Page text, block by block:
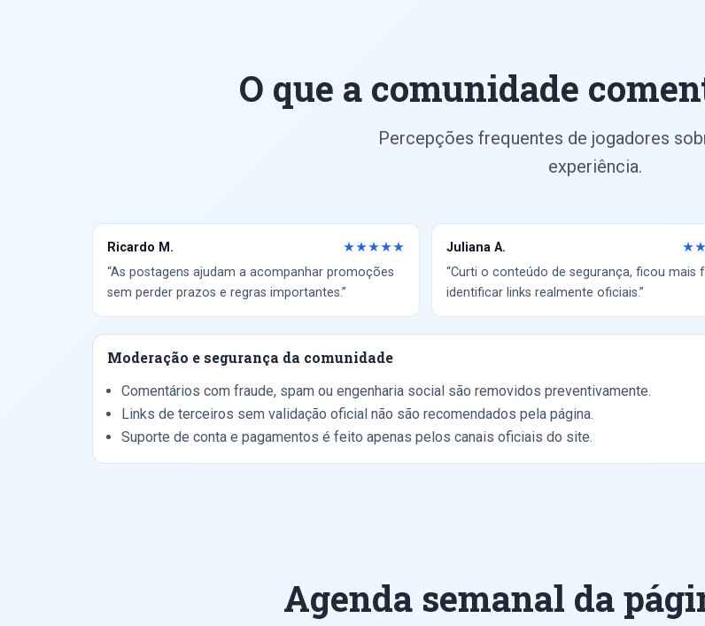
O que a comunidade
Percepções frequentes de jogadores
experiência.
Ricardo M. ★★★★★
“As postagens ajudam a acompanhar promoções
sem perder prazos e regras importantes.”
Juliana A.
“Curti o conteúdo de segurança, ficou mais
identificar links realmente oficiais.”
Moderação e segurança da comunidade
Comentários com fraude, spam ou engenharia social são removidos preventivamente.
Links de terceiros sem validação oficial não são recomendados pela página.
Suporte de conta e pagamentos é feito apenas pelos canais oficiais do site.
Agenda semanal da